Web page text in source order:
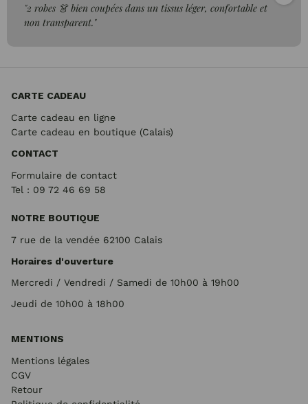
"2 robes 👗 bien coupées dans un tissus léger, confortable et
non transparent."
CARTE CADEAU
Carte cadeau en ligne
Carte cadeau en boutique (Calais)
CONTACT
Formulaire de contact
Tel : 09 72 46 69 58
NOTRE BOUTIQUE
7 rue de la vendée 62100 Calais
Horaires d'ouverture
Mercredi / Vendredi / Samedi de 10h00 à 19h00
Jeudi de 10h00 à 18h00
MENTIONS
Mentions légales
CGV
Retour